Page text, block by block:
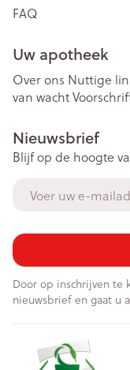
FAQ
Uw apotheek
Over ons Nuttige
van wacht
Nieuwsbrief
Blijf op de hoogte
Door op inschrijven te
nieuwsbrief en gaat u